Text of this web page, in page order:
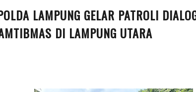
LAMPUNG GELAR PATROLI
DI LAMPUNG UTARA